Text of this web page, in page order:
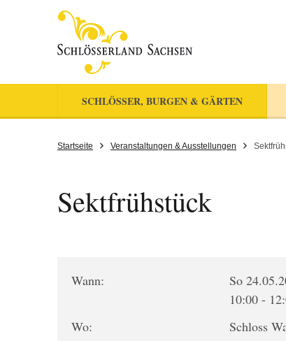
SCHLÖSSER, BURGEN & GÄRTEN
Startseite Veranstaltungen & Ausstellungen
Sektfrühstück
Wann:
So
10:00 -
Wo:
Schloss